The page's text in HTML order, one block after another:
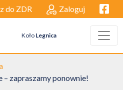
do ZDR Zaloguj
Koło Legnica
zapraszamy ponownie!